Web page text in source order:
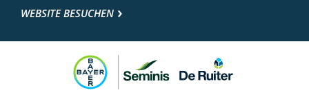
WEBSITE BESUCHEN